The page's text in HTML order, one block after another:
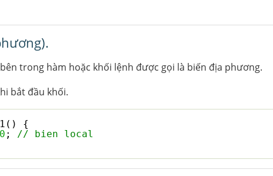
trong hàm hoặc khối lệnh được gọi là biến địa phương.
bắt đầu khối.
{
;
// bien local